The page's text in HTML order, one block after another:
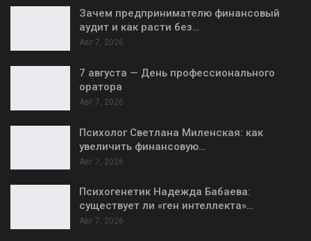
Зачем предпринимателю финансовый
аудит и как расти без…
Авг 7, 2026
7 августа — День профессионального
оратора
Авг 7, 2026
Психолог Светлана Миленская: как
увеличить финансовую…
Авг 7, 2026
Психогенетик Надежда Бабаева:
существует ли «ген интеллекта»…
Авг 7, 2026